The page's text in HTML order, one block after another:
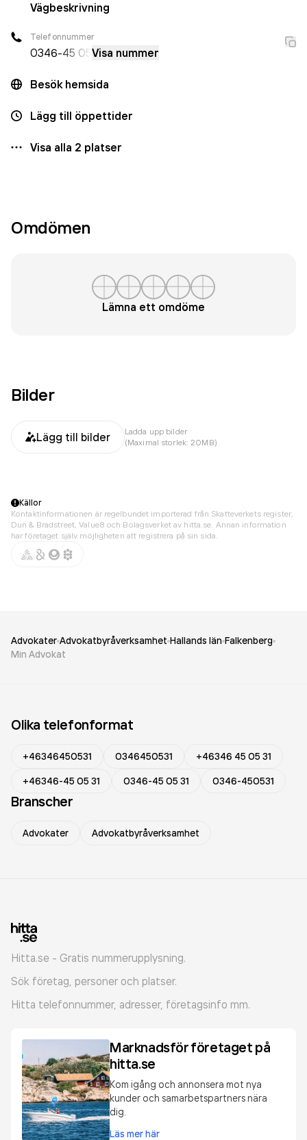
Vägbeskrivning
Telefonnummer
0346-45 05 Visa nummer
Besök hemsida
Lägg till öppettider
Visa alla 2 platser
Omdömen
Lämna ett omdöme
Bilder
Lägg till bilder
Ladda upp bilder
(Maximal storlek: 20MB)
Källor
Kontaktinformationen är regelbundet importerad från Skatteverkets register,
Dun & Bradstreet, Value8 och Bolagsverket av hitta.se. Annan information
har företaget själv möjligheten att registrera på sin sida.
Advokater Advokatbyråverksamhet Hallands län Falkenberg
Min Advokat
Olika telefonformat
+46346450531 0346450531
+46346 45 05 31
+46346-45 05 31
0346-45 05 31 0346-450531
Branscher
Advokater Advokatbyråverksamhet
Hitta.se - Gratis nummerupplysning.
Sök företag, personer och platser.
Hitta telefonnummer, adresser, företagsinfo mm.
Marknadsför företaget på
hitta.se
Kom igång och annonsera mot nya
kunder och samarbetspartners nära
dig.
Läs mer här